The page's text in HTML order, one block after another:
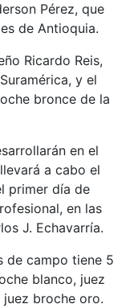
Pérez, que
de Antioquia.
Ricardo Reis,
y el
bronce de la
en el
a cabo el
primer día de
en las
J. Echavarría.
de campo tiene 5
blanco, juez
broche oro.